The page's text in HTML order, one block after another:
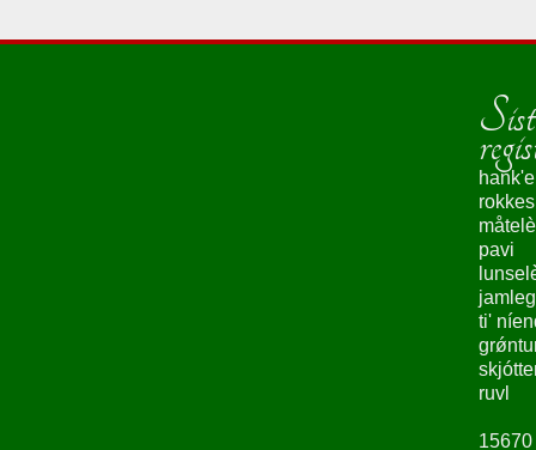
hank'e
pavi
ti'
ruvl
15670